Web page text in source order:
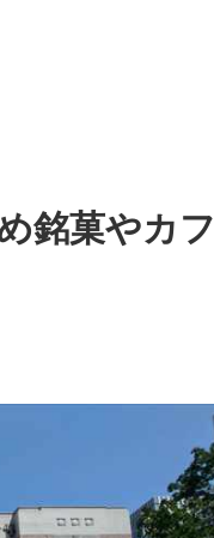
銘菓やカフ